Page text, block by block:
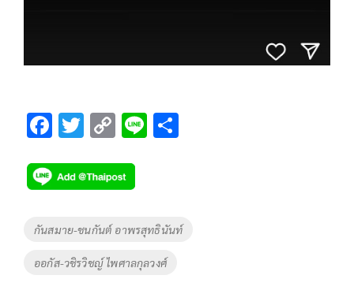
F
e
b
o
o
k
T
tt
er
C
p
y
Li
n
k
Li
Tags
กันสมาย-ชนกันต์ อาพรสุทธินันท์
ออกัส-วชิรวิชญ์ ไพศาลกุลวงศ์